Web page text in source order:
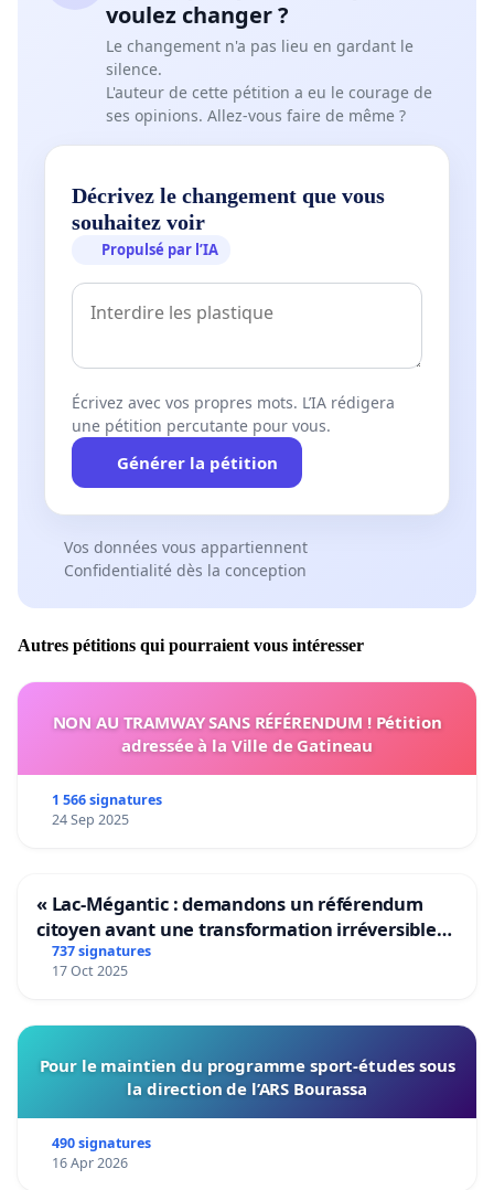
voulez changer ?
Le changement n'a pas lieu en gardant le
silence.
L'auteur de cette pétition a eu le courage de
ses opinions. Allez-vous faire de même ?
Décrivez le changement que vous
souhaitez voir
Propulsé par l’IA
Écrivez avec vos propres mots. L’IA rédigera
une pétition percutante pour vous.
Générer la pétition
Vos données vous appartiennent
Confidentialité dès la conception
Autres pétitions qui pourraient vous intéresser
NON AU TRAMWAY SANS RÉFÉRENDUM ! Pétition
adressée à la Ville de Gatineau
1 566 signatures
24 Sep 2025
« Lac-Mégantic : demandons un référendum
citoyen avant une transformation irréversible
de notre territoire »
737 signatures
17 Oct 2025
Pour le maintien du programme sport-études sous
la direction de l’ARS Bourassa
490 signatures
16 Apr 2026